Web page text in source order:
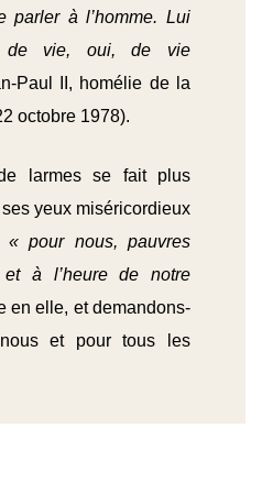
parler à l’homme. Lui
de vie, oui, de vie
Paul II, homélie de la
octobre 1978).
larmes se fait plus
yeux miséricordieux
« pour nous, pauvres
et à l’heure de notre
en elle, et demandons-
nous et pour tous les